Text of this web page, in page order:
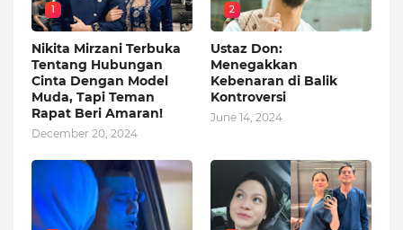
1
Nikita Mirzani Terbuka
Tentang Hubungan
Cinta Dengan Model
Muda, Tapi Teman
Rapat Beri Amaran!
December 20, 2024
2
Ustaz Don:
Menegakkan
Kebenaran di Balik
Kontroversi
June 14, 2024